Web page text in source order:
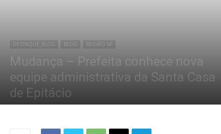
DESTAQUE_BLOG BLOG REGIÃO SP
Mudança – Prefeita conhece nova
equipe administrativa da Santa Casa
de Epitácio